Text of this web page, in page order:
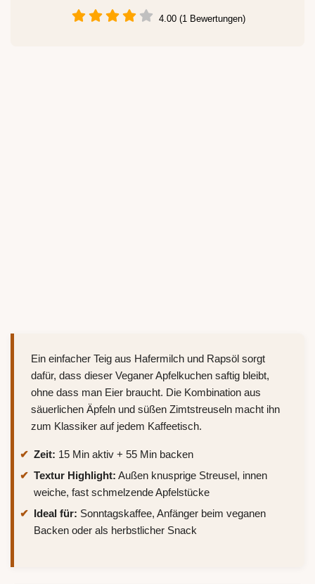
4.00 (1 Bewertungen)
Ein einfacher Teig aus Hafermilch und Rapsöl sorgt
dafür, dass dieser Veganer Apfelkuchen saftig bleibt,
ohne dass man Eier braucht. Die Kombination aus
säuerlichen Äpfeln und süßen Zimtstreuseln macht ihn
zum Klassiker auf jedem Kaffeetisch.
Zeit: 15 Min aktiv + 55 Min backen
Textur Highlight: Außen knusprige Streusel, innen
weiche, fast schmelzende Apfelstücke
Ideal für: Sonntagskaffee, Anfänger beim veganen
Backen oder als herbstlicher Snack